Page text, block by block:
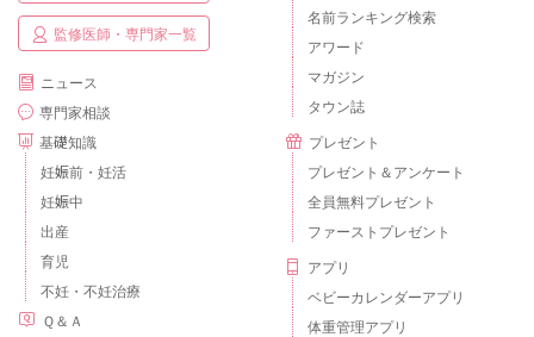
監修医師・専門家一覧
ニュース
専門家相談
基礎知識
妊娠前・妊活
妊娠中
出産
育児
不妊・不妊治療
Ｑ＆Ａ
名前ランキング検索
アワード
マガジン
タウン誌
プレゼント
プレゼント＆アンケート
全員無料プレゼント
ファーストプレゼント
アプリ
ベビーカレンダーアプリ
体重管理アプリ